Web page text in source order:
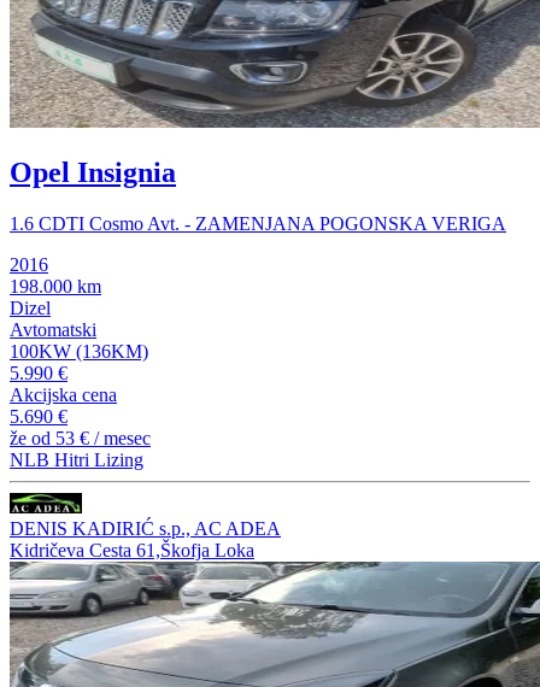
Opel Insignia
1.6 CDTI Cosmo Avt. - ZAMENJANA POGONSKA VERIGA
2016
198.000 km
Dizel
Avtomatski
100KW (136KM)
5.990 €
Akcijska cena
5.690 €
že od 53 € / mesec
NLB Hitri Lizing
DENIS KADIRIĆ s.p., AC ADEA
Kidričeva Cesta 61,Škofja Loka